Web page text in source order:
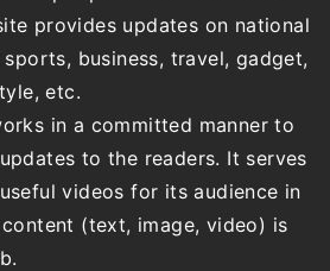
provides updates on national
business, travel, gadget,
etc.
in a committed manner to
to the readers. It serves
videos for its audience in
(text, image, video) is